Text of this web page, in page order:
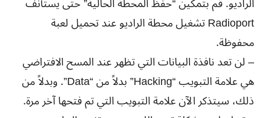
Radioport تشغيل محطة الراديو عند تحميل لعبة
محفوظة.
– لن تعد نافذة البيانات التي تظهر عند المسح الافتراضي
هي علامة التبويب “Hacking” بدلاً من “Data”. وبدلاً من
ذلك، سيتذكر الآن علامة التبويب التي تم فتحها آخر مرة.